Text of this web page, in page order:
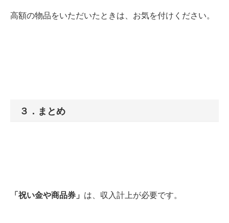
高額の物品をいただいたときは、お気を付けください。
３．まとめ
「祝い金や商品券」 は、 収入計上が必要です。